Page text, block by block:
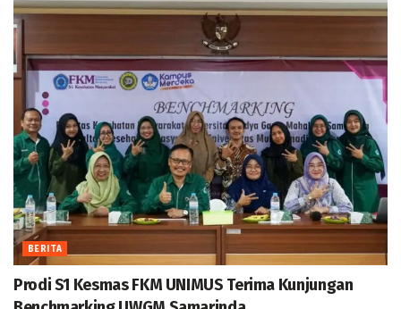
BERITA
Prodi S1 Kesmas FKM UNIMUS Terima Kunjungan